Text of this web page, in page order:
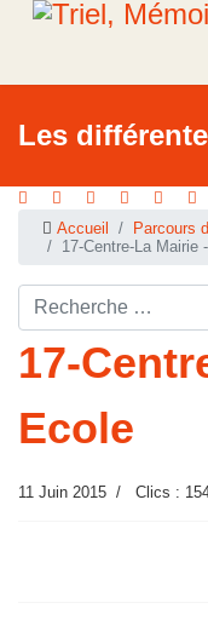
Les
Accueil Parcours
17-Centre-La Mairie
Rechercher ...
17-
Ecole
11 Juin 2015 Clics :